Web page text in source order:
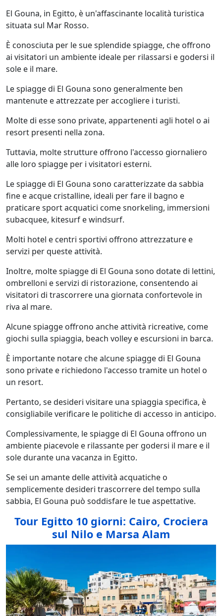
El Gouna, in Egitto, è un'affascinante località turistica
situata sul Mar Rosso.
È conosciuta per le sue splendide spiagge, che offrono
ai visitatori un ambiente ideale per rilassarsi e godersi il
sole e il mare.
Le spiagge di El Gouna sono generalmente ben
mantenute e attrezzate per accogliere i turisti.
Molte di esse sono private, appartenenti agli hotel o ai
resort presenti nella zona.
Tuttavia, molte strutture offrono l'accesso giornaliero
alle loro spiagge per i visitatori esterni.
Le spiagge di El Gouna sono caratterizzate da sabbia
fine e acque cristalline, ideali per fare il bagno e
praticare sport acquatici come snorkeling, immersioni
subacquee, kitesurf e windsurf.
Molti hotel e centri sportivi offrono attrezzature e
servizi per queste attività.
Inoltre, molte spiagge di El Gouna sono dotate di lettini,
ombrelloni e servizi di ristorazione, consentendo ai
visitatori di trascorrere una giornata confortevole in
riva al mare.
Alcune spiagge offrono anche attività ricreative, come
giochi sulla spiaggia, beach volley e escursioni in barca.
È importante notare che alcune spiagge di El Gouna
sono private e richiedono l'accesso tramite un hotel o
un resort.
Pertanto, se desideri visitare una spiaggia specifica, è
consigliabile verificare le politiche di accesso in anticipo.
Complessivamente, le spiagge di El Gouna offrono un
ambiente piacevole e rilassante per godersi il mare e il
sole durante una vacanza in Egitto.
Se sei un amante delle attività acquatiche o
semplicemente desideri trascorrere del tempo sulla
sabbia, El Gouna può soddisfare le tue aspettative.
Tour Egitto 10 giorni: Cairo, Crociera
sul Nilo e Marsa Alam